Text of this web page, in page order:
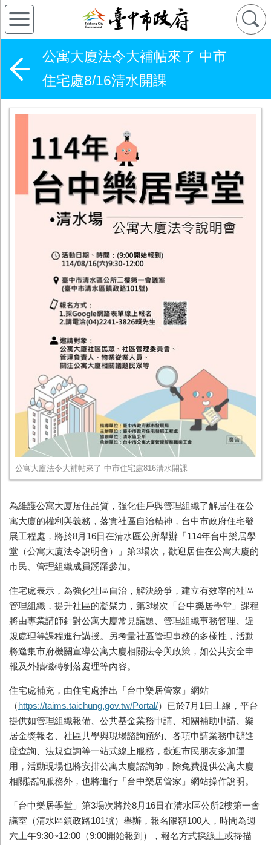
公寓大廈法令大補帖來了 中市
住宅處8/16清水開課
公寓大廈法令大補帖來了 中市住宅處816清水開課
為維護公寓大廈居住品質，強化住戶與管理組織了解居住在公
寓大廈的權利與義務，落實社區自治精神，台中市政府住宅發
展工程處，將於8月16日在清水區公所舉辦「114年台中樂居學
堂（公寓大廈法令說明會）」第3場次，歡迎居住在公寓大廈的
市民、管理組織成員踴躍參加。
住宅處表示，為強化社區自治，解決紛爭，建立有效率的社區
管理組織，提升社區的凝聚力，第3場次「台中樂居學堂」課程
將由專業講師針對公寓大廈常見議題、管理組織事務管理、違
規處理等課程進行講授。另考量社區管理事務的多樣性，活動
將邀集市府機關宣導公寓大廈相關法令與政策，如公共安全申
報及外牆磁磚剝落處理等內容。
住宅處補充，由住宅處推出「台中樂居管家」網站
（https://taims.taichung.gov.tw/Portal/）已於7月1日上線，平台
提供如管理組織報備、公共基金業務申請、相關補助申請、樂
居金獎報名、社區共學與現場諮詢預約、各項申請業務申辦進
度查詢、法規查詢等一站式線上服務，歡迎市民朋友多加運
用，活動現場也將安排公寓大廈諮詢師，除免費提供公寓大廈
相關諮詢服務外，也將進行「台中樂居管家」網站操作說明。
「台中樂居學堂」第3場次將於8月16日在清水區公所2樓第一會
議室（清水區鎮政路101號）舉辦，報名限額100人，時間為週
六上午9:30~12:00（9:00開始報到），報名方式採線上或掃描